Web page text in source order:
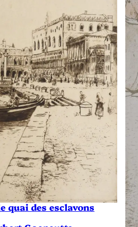
quai des esclavons